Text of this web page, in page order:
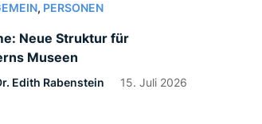
, PERSONEN
Neue Struktur für
Museen
Edith Rabenstein 15. Juli 2026